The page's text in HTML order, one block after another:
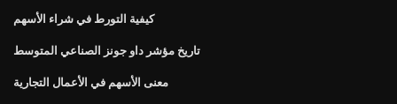
كيفية التورط في شراء الأسهم
تاريخ مؤشر داو جونز الصناعي المتوسط
معنى الأسهم في الأعمال التجارية